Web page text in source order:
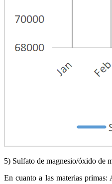
5) Sulfato de magnesio/óxido de
En cuanto a las materias